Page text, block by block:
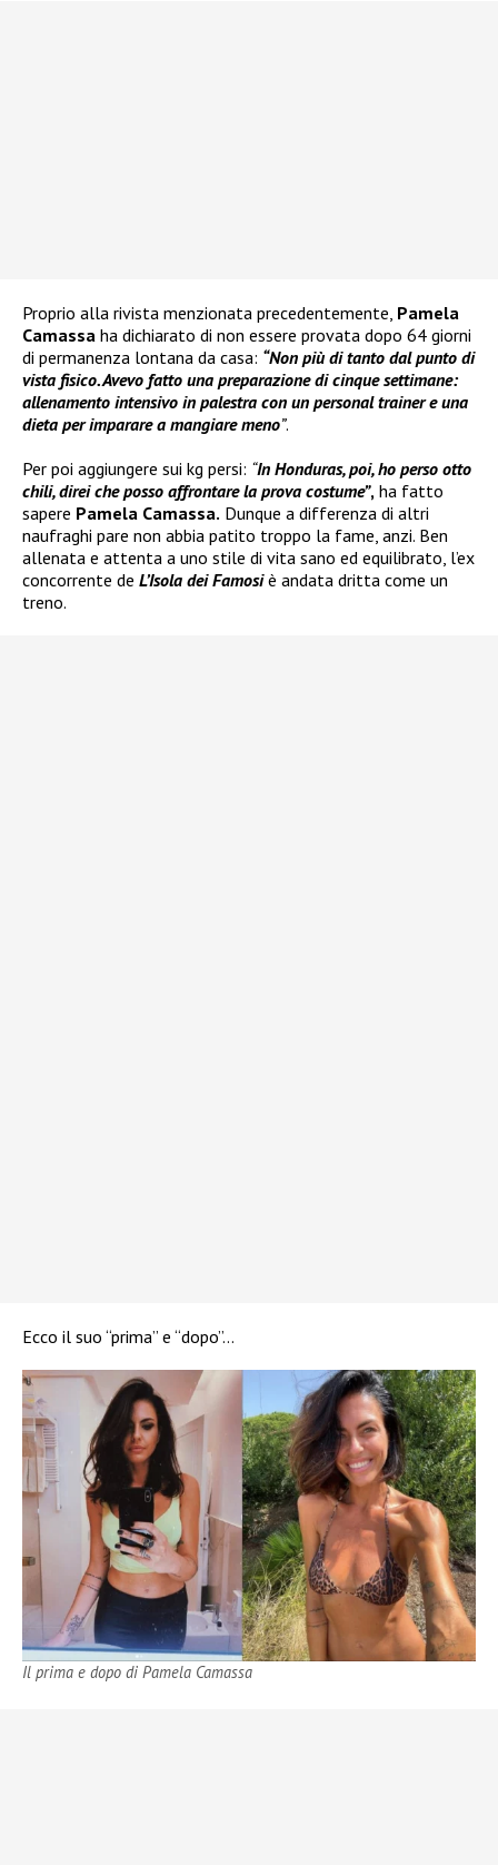
Proprio alla rivista menzionata precedentemente, Pamela
Camassa ha dichiarato di non essere provata dopo 64 giorni
di permanenza lontana da casa: “Non più di tanto dal punto di
vista fisico. Avevo fatto una preparazione di cinque settimane:
allenamento intensivo in palestra con un personal trainer e una
dieta per imparare a mangiare meno”.
Per poi aggiungere sui kg persi: “In Honduras, poi, ho perso otto
chili, direi che posso affrontare la prova costume”, ha fatto
sapere Pamela Camassa. Dunque a differenza di altri
naufraghi pare non abbia patito troppo la fame, anzi. Ben
allenata e attenta a uno stile di vita sano ed equilibrato, l’ex
concorrente de L’Isola dei Famosiè andata dritta come un
treno.
Ecco il suo “prima” e “dopo”…
Il prima e dopo di Pamela Camassa